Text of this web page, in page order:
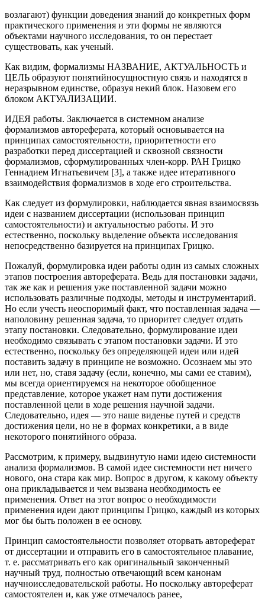
возлагают) функции доведения знаний до конкретных форм
практического применения и эти формы не являются
объектами научного исследования, то он перестает
существовать, как ученый.
Как видим, формализмы НАЗВАНИЕ, АКТУАЛЬНОСТЬ и
ЦЕЛЬ образуют понятийносущностную связь и находятся в
неразрывном единстве, образуя некий блок. Назовем его
блоком АКТУАЛИЗАЦИИ.
ИДЕЯ работы. Заключается в системном анализе
формализмов автореферата, который основывается на
принципах самостоятельности, приоритетности его
разработки перед диссертацией и сквозной связности
формализмов, сформулированных член-корр. РАН Грицко
Геннадием Игнатьевичем [3], а также идее итеративного
взаимодействия формализмов в ходе его строительства.
Как следует из формулировки, наблюдается явная взаимосвязь
идеи с названием диссертации (использован принцип
самостоятельности) и актуальностью работы. И это
естественно, поскольку выделение объекта исследования
непосредственно базируется на принципах Грицко.
Пожалуй, формулировка идеи работы один из самых сложных
этапов построения автореферата. Ведь для постановки задачи,
так же как и решения уже поставленной задачи можно
использовать различные подходы, методы и инструментарий.
Но если учесть неоспоримый факт, что поставленная задача —
наполовину решенная задача, то приоритет следует отдать
этапу постановки. Следовательно, формулирование идеи
необходимо связывать с этапом постановки задачи. И это
естественно, поскольку без определяющей идеи или идей
поставить задачу в принципе не возможно. Осознаем мы это
или нет, но, ставя задачу (если, конечно, мы сами ее ставим),
мы всегда ориентируемся на некоторое обобщенное
представление, которое укажет нам пути достижения
поставленной цели в ходе решения научной задачи.
Следовательно, идея — это наше виденье путей и средств
достижения цели, но не в формах конкретики, а в виде
некоторого понятийного образа.
Рассмотрим, к примеру, выдвинутую нами идею системности
анализа формализмов. В самой идее системности нет ничего
нового, она стара как мир. Вопрос в другом, к какому объекту
она прикладывается и чем вызвана необходимость ее
применения. Ответ на этот вопрос о необходимости
применения идеи дают принципы Грицко, каждый из которых
мог бы быть положен в ее основу.
Принцип самостоятельности позволяет оторвать автореферат
от диссертации и отправить его в самостоятельное плавание,
т. е. рассматривать его как оригинальный законченный
научный труд, полностью отвечающий всем канонам
научноисследовательской работы. Но поскольку автореферат
самостоятелен и, как уже отмечалось ранее,